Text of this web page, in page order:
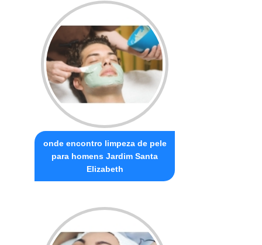
onde encontro limpeza de pele
para homens Jardim Santa
Elizabeth